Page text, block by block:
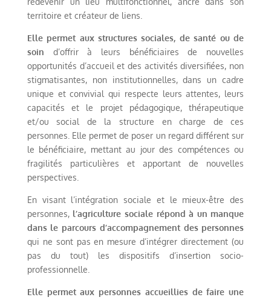
territoire et créateur de liens.
Elle permet aux structures sociales, de santé ou de
soin d’offrir à leurs bénéficiaires de nouvelles
opportunités d’accueil et des activités diversifiées, non
stigmatisantes, non institutionnelles, dans un cadre
unique et convivial qui respecte leurs attentes, leurs
capacités et le projet pédagogique, thérapeutique
et/ou social de la structure en charge de ces
personnes. Elle permet de poser un regard différent sur
le bénéficiaire, mettant au jour des compétences ou
fragilités particulières et apportant de nouvelles
perspectives.
En visant l’intégration sociale et le mieux-être des
personnes, l’agriculture sociale répond à un manque
dans le parcours d’accompagnement des personnes
qui ne sont pas en mesure d’intégrer directement (ou
pas du tout) les dispositifs d’insertion socio-
professionnelle.
Elle permet aux personnes accueillies de faire une